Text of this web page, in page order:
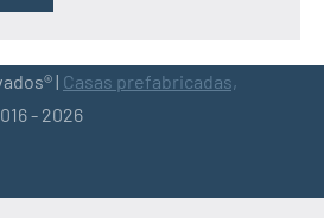
| Casas prefabricadas,
- 2026